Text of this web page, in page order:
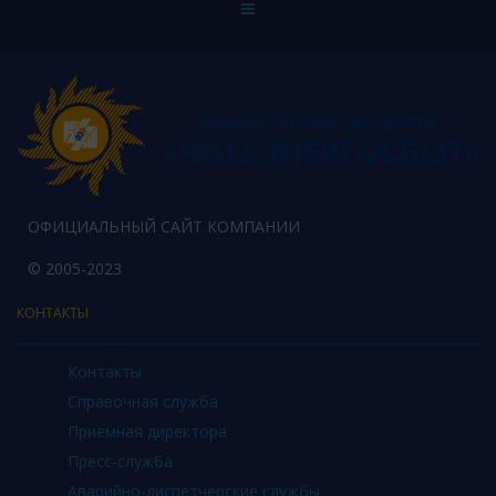
ОФИЦИАЛЬНЫЙ САЙТ КОМПАНИИ
© 2005-2023
КОНТАКТЫ
Контакты
Справочная служба
Приемная директора
Пресс-служба
Аварийно-диспетчерские службы